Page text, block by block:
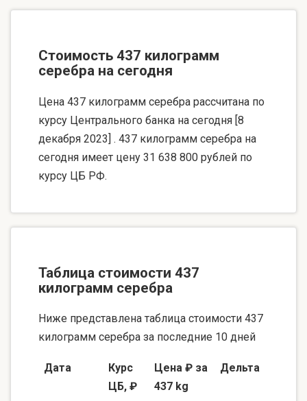
Стоимость 437 килограмм
серебра на сегодня
Цена 437 килограмм серебра рассчитана по
курсу Центрального банка на сегодня [8
декабря 2023] . 437 килограмм серебра на
сегодня имеет цену 31 638 800 рублей по
курсу ЦБ РФ.
Таблица стоимости 437
килограмм серебра
Ниже представлена таблица стоимости 437
килограмм серебра за последние 10 дней
Дата
Курс
ЦБ, ₽
Цена ₽ за
437 kg
Дельта